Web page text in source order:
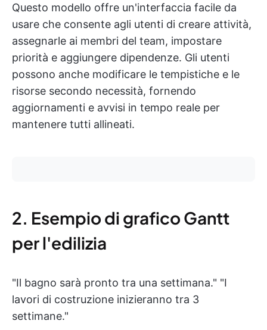
Questo modello offre un'interfaccia facile da
usare che consente agli utenti di creare attività,
assegnarle ai membri del team, impostare
priorità e aggiungere dipendenze. Gli utenti
possono anche modificare le tempistiche e le
risorse secondo necessità, fornendo
aggiornamenti e avvisi in tempo reale per
mantenere tutti allineati.
2. Esempio di grafico Gantt
per l'edilizia
"Il bagno sarà pronto tra una settimana." "I
lavori di costruzione inizieranno tra 3
settimane."